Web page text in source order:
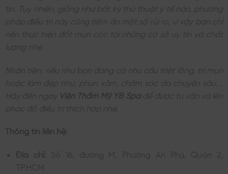
tín. Tuy nhiên, giống như bất kỳ thủ thuật y tế nào, phương
pháp điều trị này cũng tiềm ẩn một số rủi ro, vì vậy bạn chỉ
nên thực hiện đốt mụn cóc tại những cơ sở uy tín và chất
lượng nhé.
Nhân tiện, nếu như bạn đang có nhu cầu triệt lông, trị mụn
hoặc làm đẹp như, phun xăm, chăm sóc da chuyên sâu,…
Hãy đến ngay
Viện Thẩm Mỹ YB Spađể được tư vấn và lên
phác đồ điều trị thích hợp nhé.
Thông tin liên hệ:
Địa chỉ: Số 16, đường M, Phường An Phú, Quận 2,
TP.HCM